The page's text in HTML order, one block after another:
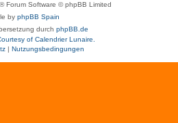
® Forum Software © phpBB Limited
by phpBB Spain
durch phpBB.de
of Calendrier Lunaire.
| Nutzungsbedingungen